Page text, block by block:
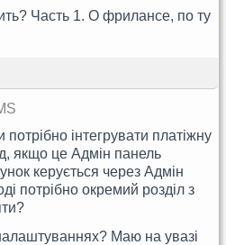
Часть 1. О фрилансе, по ту
інтегрувати платіжну
якщо це Адмін панель
керується через Адмін
потрібно окремий розділ з
Маю на увазі